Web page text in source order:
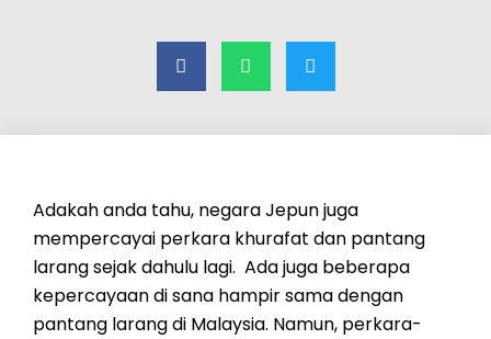
Adakah anda tahu, negara Jepun juga
mempercayai perkara khurafat dan pantang
larang sejak dahulu lagi. Ada juga beberapa
kepercayaan di sana hampir sama dengan
pantang larang di Malaysia. Namun, perkara-